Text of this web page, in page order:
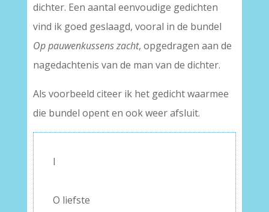
dichter. Een aantal eenvoudige gedichten
vind ik goed geslaagd, vooral in de bundel
Op pauwenkussens zacht, opgedragen aan de
nagedachtenis van de man van de dichter.
Als voorbeeld citeer ik het gedicht waarmee
die bundel opent en ook weer afsluit.
I
O liefste